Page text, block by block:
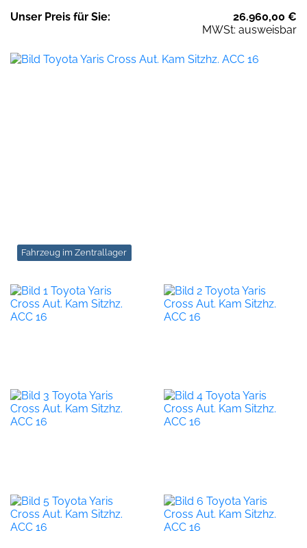
Unser Preis für Sie: 26.960,00 €
MWSt: ausweisbar
Fahrzeug im Zentrallager